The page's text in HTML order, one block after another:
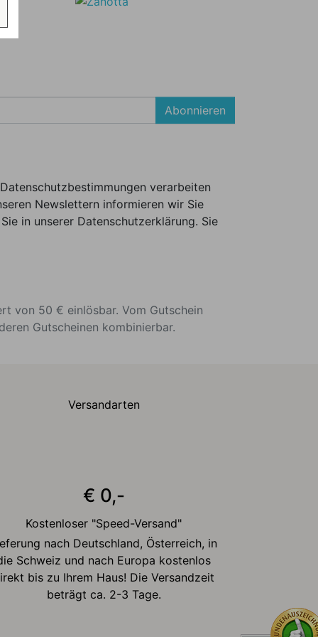
Abonnieren
verarbeiten
Newslettern informieren wir Sie
in unserer Datenschutzerklärung. Sie
von 50 € einlösbar. Vom Gutschein
Gutscheinen kombinierbar.
Versandarten
€ 0,-
Kostenloser "Speed-Versand"
nach Deutschland, Österreich, in
Schweiz und nach Europa kostenlos
bis zu Ihrem Haus! Die Versandzeit
beträgt ca. 2-3 Tage.